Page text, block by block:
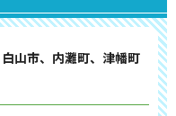
山市、内灘町、津幡町